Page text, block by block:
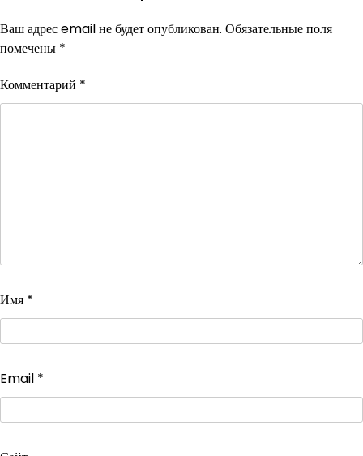
Ваш адрес email не будет опубликован. Обязательные поля
помечены *
Комментарий *
Имя *
Email *